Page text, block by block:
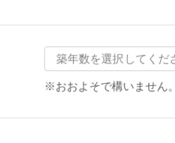
築年数を選択してくだ
※おおよそで構いません